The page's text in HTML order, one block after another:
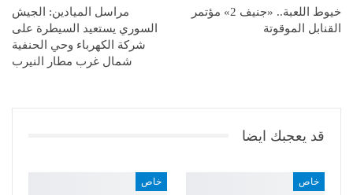
خيوط اللعبة.. «جنيف 2» مؤتمر
القنابل الموقوتة
مراسل الميادين: الجيش
السوري يستعيد السيطرة على
شركة الكهرباء وحي الحنفية
شمال غرب مطار النيرب
قد يعجبك ايضا
خاص خاص